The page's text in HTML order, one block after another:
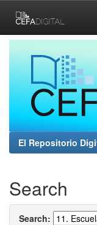
navigation
El Repositorio
Search
Search: